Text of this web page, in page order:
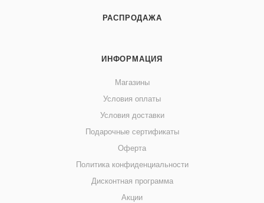
РАСПРОДАЖА
ИНФОРМАЦИЯ
Магазины
Условия оплаты
Условия доставки
Подарочные сертификаты
Оферта
Политика конфиденциальности
Дисконтная программа
Акции